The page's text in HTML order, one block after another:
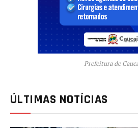
Prefeitura de
ÚLTIMAS NOTÍCIAS